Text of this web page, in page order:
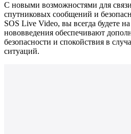
С новыми возможностями для
спутниковых сообщений и
SOS Live Video, вы всегда будете
нововведения обеспечивают
безопасности и спокойствия в
ситуаций.